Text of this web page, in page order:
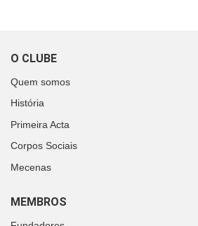
O CLUBE
Quem somos
História
Primeira Acta
Corpos Sociais
Mecenas
MEMBROS